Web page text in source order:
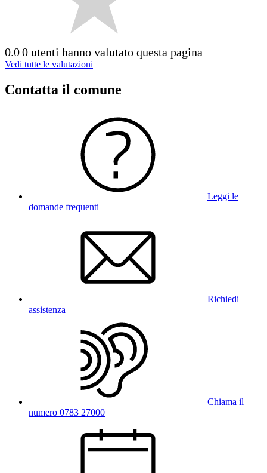
0.00 utenti hanno valutato questa pagina
Vedi tutte le valutazioni
Contatta il comune
Leggi le
domande frequenti
Richiedi
assistenza
Chiama il
numero 0783 27000